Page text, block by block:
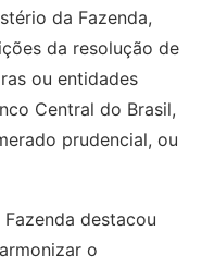
da Fazenda,
da resolução de
ou entidades
Central do Brasil,
prudencial, ou
destacou
o